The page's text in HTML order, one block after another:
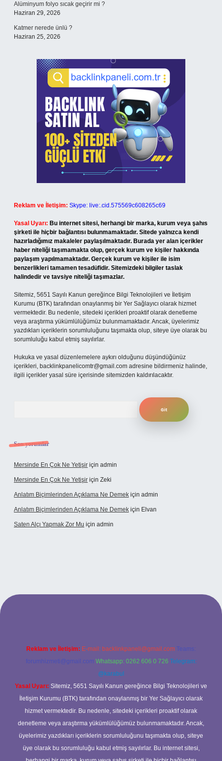
Alüminyum folyo sıcak geçirir mi ?
Haziran 29, 2026
Katmer nerede ünlü ?
Haziran 25, 2026
Reklam ve İletişim: Skype: live:.cid.575569c608265c69
Yasal Uyarı: Bu internet sitesi, herhangi bir marka, kurum veya şahıs
şirketi ile hiçbir bağlantısı bulunmamaktadır. Sitede yalnızca kendi
hazırladığımız makaleler paylaşılmaktadır. Burada yer alan içerikler
haber niteliği taşımamakta olup, gerçek kurum ve kişiler hakkında
paylaşım yapılmamaktadır. Gerçek kurum ve kişiler ile isim
benzerlikleri tamamen tesadüfidir. Sitemizdeki bilgiler taslak
halindedir ve tavsiye niteliği taşımazlar.
Sitemiz, 5651 Sayılı Kanun gereğince Bilgi Teknolojileri ve İletişim
Kurumu (BTK) tarafından onaylanmış bir Yer Sağlayıcı olarak hizmet
vermektedir. Bu nedenle, sitedeki içerikleri proaktif olarak denetleme
veya araştırma yükümlülüğümüz bulunmamaktadır. Ancak, üyelerimiz
yazdıkları içeriklerin sorumluluğunu taşımakta olup, siteye üye olarak bu
sorumluluğu kabul etmiş sayılırlar.
Hukuka ve yasal düzenlemelere aykırı olduğunu düşündüğünüz
içerikleri, backlinkpanelicomtr@gmail.com adresine bildirmeniz halinde,
ilgili içerikler yasal süre içerisinde sitemizden kaldırılacaktır.
Son yorumlar
Mersinde En Çok Ne Yetişir için admin
Mersinde En Çok Ne Yetişir için Zeki
Anlatım Biçimlerinden Açıklama Ne Demek için admin
Anlatım Biçimlerinden Açıklama Ne Demek için Elvan
Saten Alçı Yapmak Zor Mu için admin
Reklam ve İletişim: E-mail: backlinkpaneli@gmail.com Teams:
forumhizmeti@gmail.com Whatsapp: 0262 606 0 726 Telegram:
@karabul
Yasal Uyarı: Sitemiz, 5651 Sayılı Kanun gereğince Bilgi Teknolojileri ve
İletişim Kurumu (BTK) tarafından onaylanmış bir Yer Sağlayıcı olarak
hizmet vermektedir. Bu nedenle, sitedeki içerikleri proaktif olarak
denetleme veya araştırma yükümlülüğümüz bulunmamaktadır. Ancak,
üyelerimiz yazdıkları içeriklerin sorumluluğunu taşımakta olup, siteye
üye olarak bu sorumluluğu kabul etmiş sayılırlar. Bu internet sitesi,